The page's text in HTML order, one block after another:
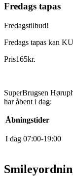
Fredags tapas
Fredagstilbud!
Fredags tapas kan
Pris165kr.
SuperBrugsen
har åbent i dag:
Åbningstider
I dag 07:00-19:00